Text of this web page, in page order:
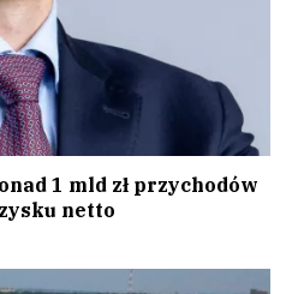
1 mld zł przychodów
netto